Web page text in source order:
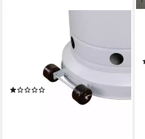
Heizstrahler Bellamente ONE,
Inklusive Transportrollen
Umkippsicherung und
Abschaltautomatik